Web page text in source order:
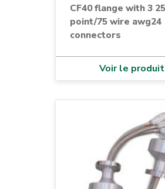
CF40 flange with 3 25
point/75 wire awg24
connectors
Voir le produit